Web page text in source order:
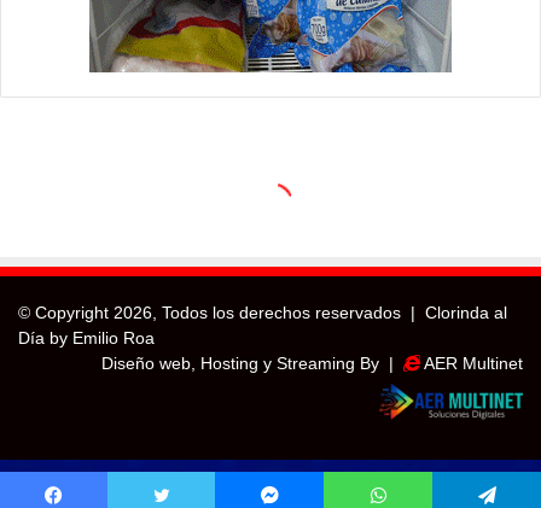
© Copyright 2026, Todos los derechos reservados | Clorinda al
Día by Emilio Roa
Diseño web, Hosting y Streaming By |
AER Multinet